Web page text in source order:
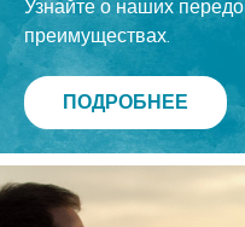
Узнайте о наших
преимуществах.
ПОДРОБНЕЕ